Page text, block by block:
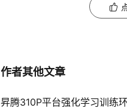
作者其他文章
昇腾310P平台强化学习训练